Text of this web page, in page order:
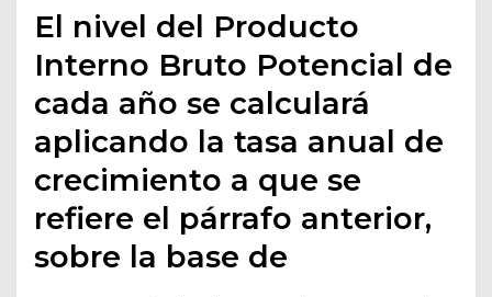
El nivel del Producto
Interno Bruto Potencial de
cada año se calculará
aplicando la tasa anual de
crecimiento a que se
refiere el párrafo anterior,
sobre la base de